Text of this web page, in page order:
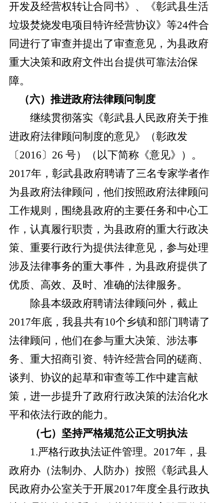
开发及经营权转让合同书》、《彰武县生活
垃圾焚烧发电项目特许经营协议》等24件合
同进行了审查并提出了审查意见，为县政府
重大决策和政府文件出台提供可靠法治保
障。
（六）推进政府法律顾问制度
继续贯彻落实《彰武县人民政府关于推
进政府法律顾问制度的意见》（彰政发
〔2016〕26 号）（以下简称《意见》） 。
2017年，彰武县政府聘请了三名专家学者作
为县政府法律顾问，他们按照政府法律顾问
工作规则，围绕县政府的主要任务和中心工
作，认真履行职责，为县政府的重大行政决
策、重要行政行为提供法律意见，参与处理
涉及法律事务的重大事件，为县政府提供了
优质、高效、及时、准确的法律服务。
除县本级政府聘请法律顾问外，截止
2017年底，我县共有10个乡镇和部门聘请了
法律顾问，他们在参与重大决策、涉法事
务、重大招商引资、特许经营合同的磋商、
谈判、协议的起草和审查等工作中建言献
策，进一步提升了政府行政决策的法治化水
平和依法行政的能力。
（七）坚持严格规范公正文明执法
1.严格行政执法证件管理。 2017年， 县
政府办（法制办、人防办） 按照《彰武县人
民政府办公室关于开展2017年度全县行政执